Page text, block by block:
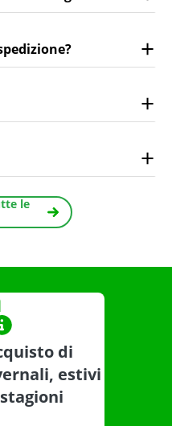
le
di
estivi